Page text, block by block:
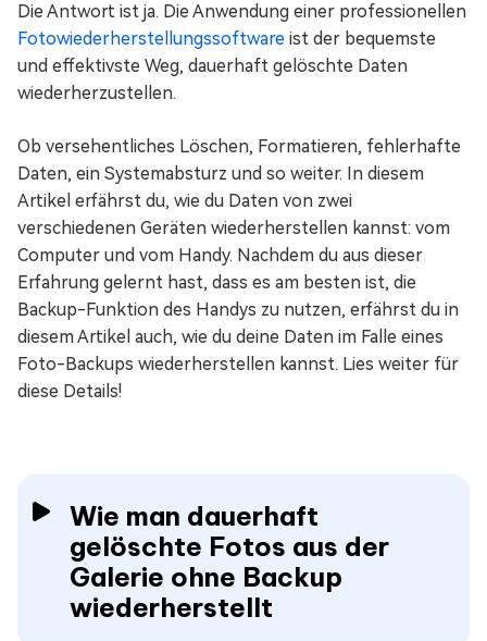
Die Antwort ist ja. Die Anwendung einer professionellen
Fotowiederherstellungssoftware ist der bequemste
und effektivste Weg, dauerhaft gelöschte Daten
wiederherzustellen.
Ob versehentliches Löschen, Formatieren, fehlerhafte
Daten, ein Systemabsturz und so weiter. In diesem
Artikel erfährst du, wie du Daten von zwei
verschiedenen Geräten wiederherstellen kannst: vom
Computer und vom Handy. Nachdem du aus dieser
Erfahrung gelernt hast, dass es am besten ist, die
Backup-Funktion des Handys zu nutzen, erfährst du in
diesem Artikel auch, wie du deine Daten im Falle eines
Foto-Backups wiederherstellen kannst. Lies weiter für
diese Details!
Wie man dauerhaft
gelöschte Fotos aus der
Galerie ohne Backup
wiederherstellt